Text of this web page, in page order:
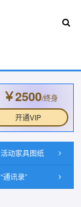
￥2500/终身
开通VIP
活动家具图纸
“通讯录”